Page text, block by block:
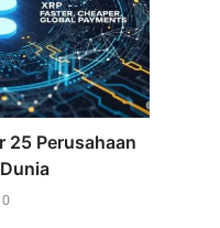
25 Perusahaan
0